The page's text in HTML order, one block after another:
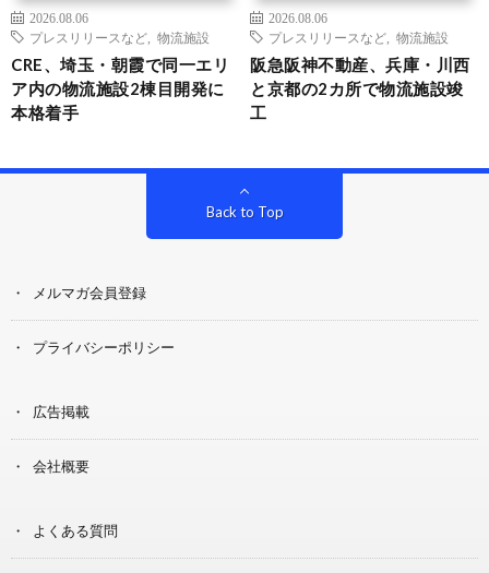
2026.08.06
プレスリリースなど
物流施設
CRE、埼玉・朝霞で同一エリ
ア内の物流施設2棟目開発に
本格着手
2026.08.06
プレスリリースなど
物流施設
阪急阪神不動産、兵庫・川西
と京都の2カ所で物流施設竣
工
Back to Top
メルマガ会員登録
プライバシーポリシー
広告掲載
会社概要
よくある質問